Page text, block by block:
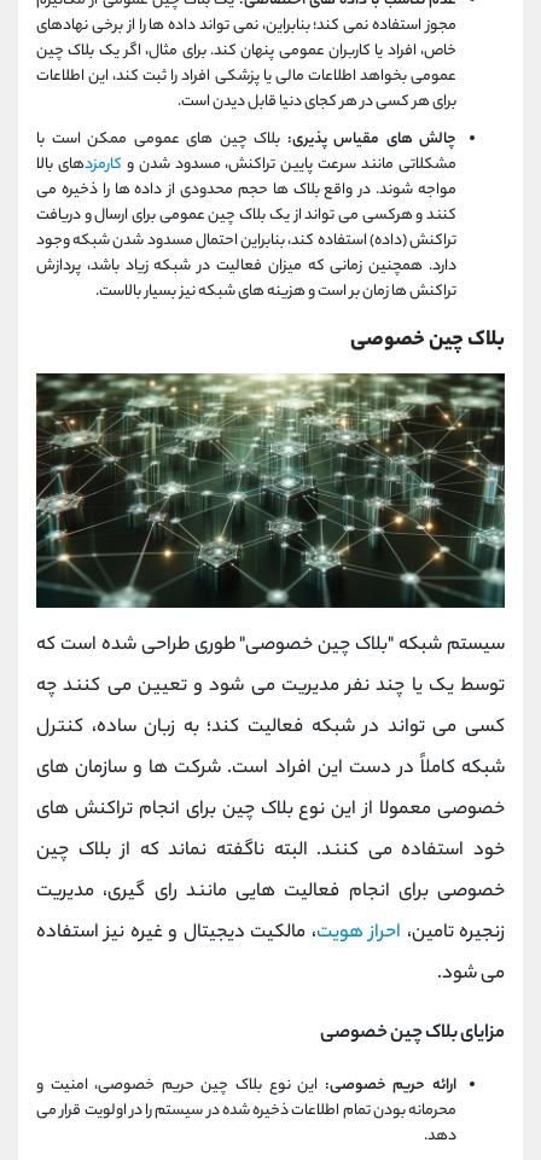
مجوز استفاده نمی کند؛ بنابراین، نمی تواند داده ها را از برخی نهادهای
خاص، افراد یا کاربران عمومی پنهان کند. برای مثال، اگر یک بلاک چین
عمومی بخواهد اطلاعات مالی یا پزشکی افراد را ثبت کند، این اطلاعات
برای هر کسی در هر کجای دنیا قابل دیدن است.
چالش های مقیاس پذیری: بلاک چین های عمومی ممکن است با
مشکلاتی مانند سرعت پایین تراکنش، مسدود شدن و کارمزدهای بالا
مواجه شوند. در واقع بلاک ها حجم محدودی از داده ها را ذخیره می
کنند و هرکسی می تواند از یک بلاک چین عمومی برای ارسال و دریافت
تراکنش (داده) استفاده کند، بنابراین احتمال مسدود شدن شبکه وجود
دارد. همچنین زمانی که میزان فعالیت در شبکه زیاد باشد، پردازش
تراکنش ها زمان بر است و هزینه های شبکه نیز بسیار بالاست.
بلاک چین خصوصی
سیستم شبکه "بلاک چین خصوصی" طوری طراحی شده است که
توسط یک یا چند نفر مدیریت می شود و تعیین می کنند چه
کسی می تواند در شبکه فعالیت کند؛ به زبان ساده، کنترل
شبکه کاملاً در دست این افراد است. شرکت ها و سازمان های
خصوصی معمولا از این نوع بلاک چین برای انجام تراکنش های
خود استفاده می کنند. البته ناگفته نماند که از بلاک چین
خصوصی برای انجام فعالیت هایی مانند رای گیری، مدیریت
زنجیره تامین، احراز هویت، مالکیت دیجیتال و غیره نیز استفاده
می شود.
مزایای بلاک چین خصوصی
ارائه حریم خصوصی: این نوع بلاک چین حریم خصوصی، امنیت و
محرمانه بودن تمام اطلاعات ذخیره شده در سیستم را در اولویت قرار می
دهد.